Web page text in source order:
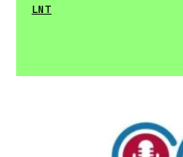
LNT